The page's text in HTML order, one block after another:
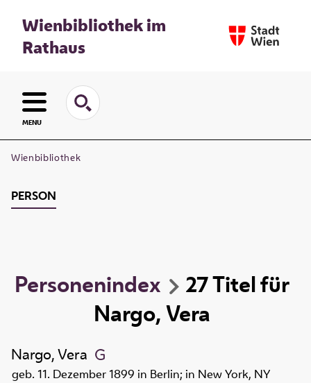
Wienbibliothek im
Rathaus
MENU
Wienbibliothek
PERSON
Personenindex 27Titelfür
Nargo, Vera
Nargo, Vera
geb. 11. Dezember 1899 in Berlin; in New York, NY